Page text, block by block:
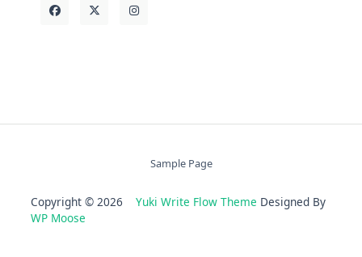
Sample Page
Copyright © 2026 Yuki Write Flow Theme Designed By
WP Moose